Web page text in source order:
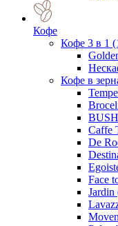
Кофе
Кофе 3 в 1
Кофе в
Caffe
De
Face
Jardin